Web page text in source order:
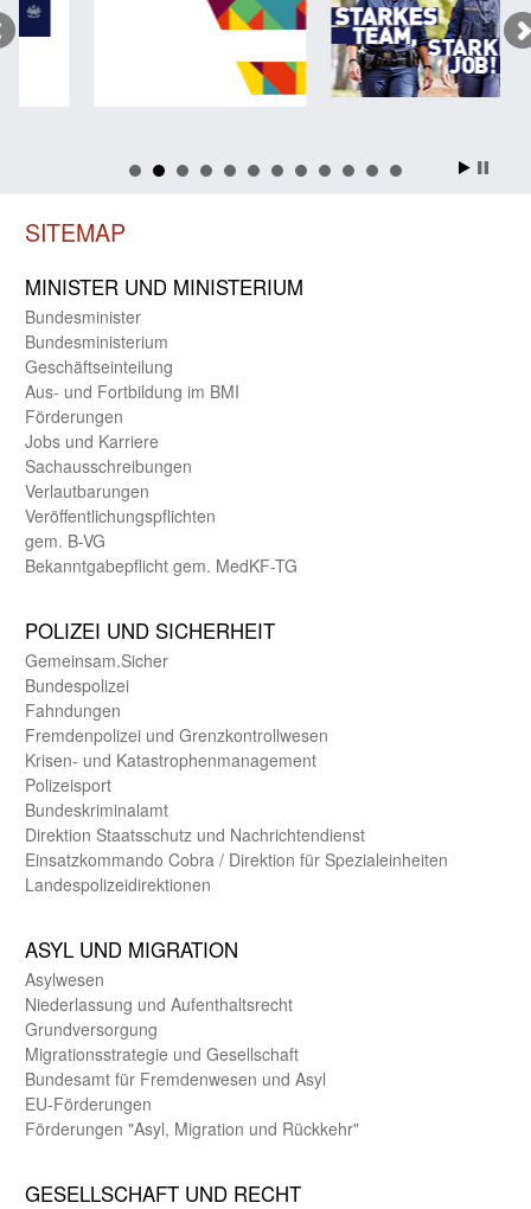
SITEMAP
MINISTER UND MINIST­ERIUM
Bundes­minister
Bundes­ministerium
Geschäfts­einteilung
Aus- und Fortbildung im BMI
Förderungen
Jobs und Karriere
Sachaus­schreibungen
Verlautbarungen
Veröffentlichungspflichten
gem. B-VG
Bekanntgabepflicht gem. MedKF-TG
POLIZEI UND SICHER­HEIT
Gemein­sam.Sicher
Bundes­polizei
Fahndungen
Fremdenpolizei und Grenzkontrollwesen
Krisen- und Katastrophen­management
Polizeisport
Bundes­kriminal­amt
Direktion Staats­schutz und Nach­richten­dienst
Einsatz­kommando Cobra / Direktion für Spezialeinheiten
Landes­polizei­direk­tionen
ASYL UND MIGRA­TION
Asyl­wesen
Nieder­lassung und Aufent­halts­recht
Grund­versorgung
Migrations­strategie und Gesell­schaft
Bundes­amt für Fremden­wesen und Asyl
EU-Förde­rungen
Förderungen "Asyl, Migration und Rückkehr"
GE­SELL­SCHAFT UND RECHT